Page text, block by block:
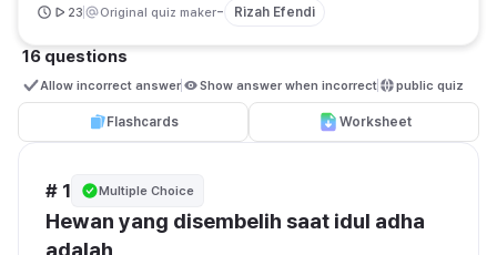
23 Original quiz maker- Rizah Efendi
16 questions
Allow incorrect answer Show answer when incorrect public quiz
Flashcards Worksheet
# 1 Multiple Choice
Hewan yang disembelih saat idul adha